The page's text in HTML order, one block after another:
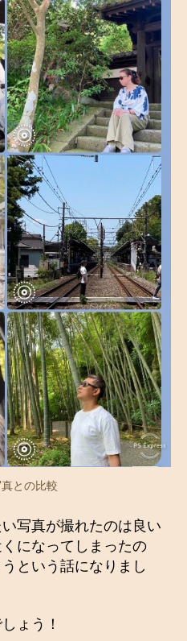
との比較
写真が撮れたのは良い
になってしまったの
という話になりまし
ょう！